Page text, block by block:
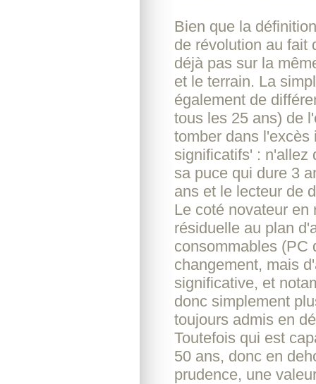
Bien que la
de révolution au fait
déjà pas sur la
et le terrain. La
également de
tous les 25 ans) de
tomber dans l'excès
significatifs' : n'allez
sa puce qui dure 3
ans et le lecteur de
Le coté novateur en
résiduelle au plan
consommables (PC
changement, mais
significative, et
donc simplement
toujours admis en
Toutefois qui est
50 ans, donc en
prudence, une